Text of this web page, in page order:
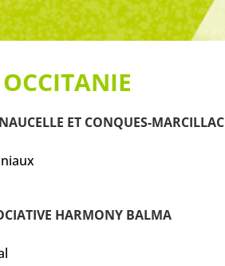
ET CONQUES-MARCILLAC
HARMONY BALMA